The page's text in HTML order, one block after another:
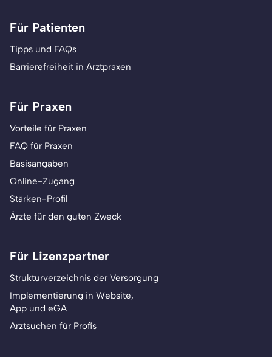
Für Patienten
Tipps und FAQs
Barrierefreiheit in Arztpraxen
Für Praxen
Vorteile für Praxen
FAQ für Praxen
Basisangaben
Online-Zugang
Stärken-Profil
Ärzte für den guten Zweck
Für Lizenzpartner
Strukturverzeichnis der Versorgung
Implementierung in Website,
App und eGA
Arztsuchen für Profis